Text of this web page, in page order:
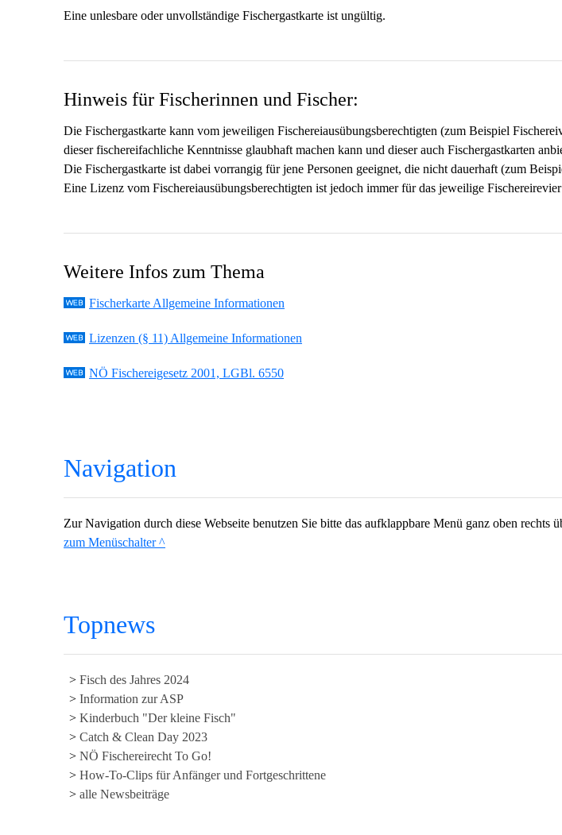
Eine unlesbare oder unvollständige Fischergastkarte ist ungültig.
Hinweis für Fischerinnen und Fischer:
Die Fischergastkarte kann vom jeweiligen Fischereiausübungsberechtigten (zum Beispiel
dieser fischereifachliche Kenntnisse glaubhaft machen kann und dieser auch Fischergastkarten
Die Fischergastkarte ist dabei vorrangig für jene Personen geeignet, die nicht dauerhaft (zum
Eine Lizenz vom Fischereiausübungsberechtigten ist jedoch immer für das jeweilige
Weitere Infos zum Thema
Fischerkarte Allgemeine Informationen
Lizenzen (§ 11) Allgemeine Informationen
NÖ Fischereigesetz 2001, LGBl. 6550
Navigation
Zur Navigation durch diese Webseite benutzen Sie bitte das aufklappbare Menü ganz oben rechts
zum Menüschalter ^
Topnews
Fisch des Jahres 2024
Information zur ASP
Kinderbuch "Der kleine Fisch"
Catch & Clean Day 2023
NÖ Fischereirecht To Go!
How-To-Clips für Anfänger und Fortgeschrittene
alle Newsbeiträge